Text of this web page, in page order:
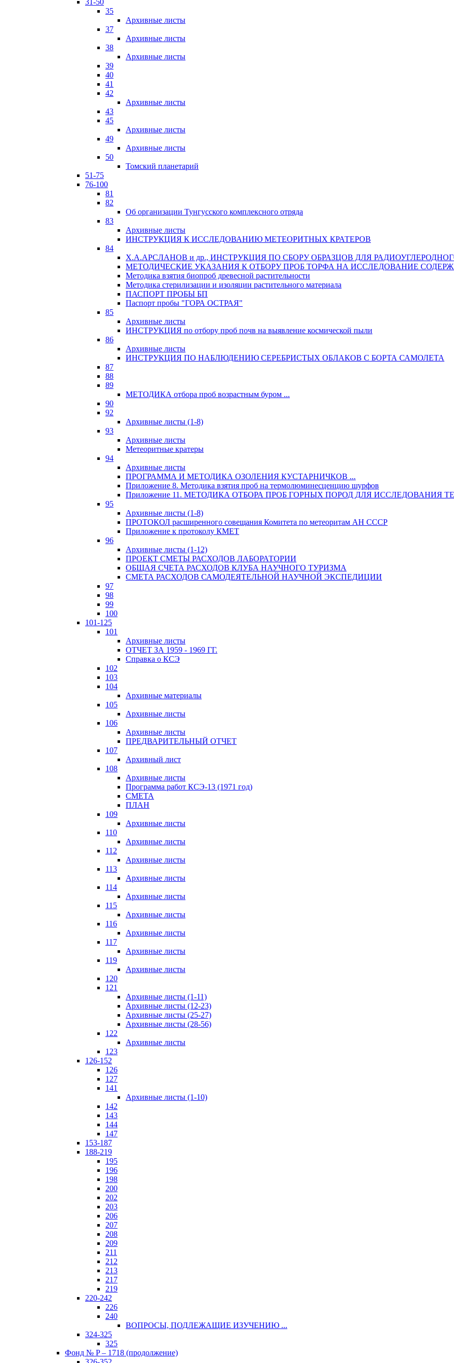
31-50
35
Архивные листы
37
Архивные листы
38
Архивные листы
39
40
41
42
Архивные листы
43
45
Архивные листы
49
Архивные листы
50
Томский планетарий
51-75
76-100
81
82
Об организации Тунгусского комплексного отряда
83
Архивные листы
ИНСТРУКЦИЯ К ИССЛЕДОВАНИЮ МЕТЕОРИТНЫХ КРАТЕРОВ
84
Х.А.АРСЛАНОВ и др., ИНСТРУКЦИЯ ПО СБОРУ ОБРАЗЦОВ ДЛЯ
МЕТОДИЧЕСКИЕ УКАЗАНИЯ К ОТБОРУ ПРОБ ТОРФА НА ИССЛЕДОВАНИЕ
Методика взятия биопроб древесной растительности
Методика стерилизации и изоляции растительного материала
ПАСПОРТ ПРОБЫ БП
Паспорт пробы "ГОРА ОСТРАЯ"
85
Архивные листы
ИНСТРУКЦИЯ по отбору проб почв на выявление космической пыли
86
Архивные листы
ИНСТРУКЦИЯ ПО НАБЛЮДЕНИЮ СЕРЕБРИСТЫХ ОБЛАКОВ С БОРТА САМОЛЕТА
87
88
89
МЕТОДИКА отбора проб возрастным буром ...
90
92
Архивные листы (1-8)
93
Архивные листы
Метеоритные кратеры
94
Архивные листы
ПРОГРАММА И МЕТОДИКА ОЗОЛЕНИЯ КУСТАРНИЧКОВ ...
Приложение 8. Методика взятия проб на термолюминесценцию шурфов
Приложение 11. МЕТОДИКА ОТБОРА ПРОБ ГОРНЫХ ПОРОД ДЛЯ
95
Архивные листы (1-8)
ПРОТОКОЛ расширенного совещания Комитета по метеоритам АН СССР
Приложение к протоколу КМЕТ
96
Архивные листы (1-12)
ПРОЕКТ СМЕТЫ РАСХОДОВ ЛАБОРАТОРИИ
ОБЩАЯ СЧЕТА РАСХОДОВ КЛУБА НАУЧНОГО ТУРИЗМА
СМЕТА РАСХОДОВ САМОДЕЯТЕЛЬНОЙ НАУЧНОЙ ЭКСПЕДИЦИИ
97
98
99
100
101-125
101
Архивные листы
ОТЧЕТ ЗА 1959 - 1969 ГГ.
Справка о КСЭ
102
103
104
Архивные материалы
105
Архивные листы
106
Архивные листы
ПРЕДВАРИТЕЛЬНЫЙ ОТЧЕТ
107
Архивный лист
108
Архивные листы
Программа работ КСЭ-13 (1971 год)
СМЕTA
ПЛАН
109
Архивные листы
110
Архивные листы
112
Архивные листы
113
Архивные листы
114
Архивные листы
115
Архивные листы
116
Архивные листы
117
Архивные листы
119
Архивные листы
120
121
Архивные листы (1-11)
Архивные листы (12-23)
Архивные листы (25-27)
Архивные листы (28-56)
122
Архивные листы
123
126-152
126
127
141
Архивные листы (1-10)
142
143
144
147
153-187
188-219
195
196
198
200
202
203
206
207
208
209
211
212
213
217
219
220-242
226
240
ВОПРОСЫ, ПОДЛЕЖАЩИЕ ИЗУЧЕНИЮ ...
324-325
325
Фонд № P – 1718 (продолжение)